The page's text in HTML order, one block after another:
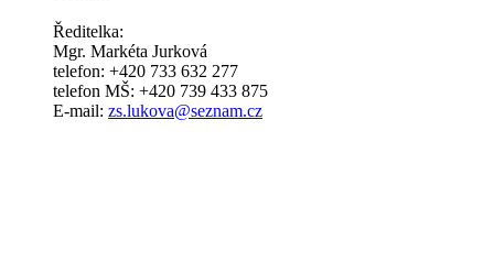
Ředitelka:
Mgr. Markéta Jurková
telefon: +420 733 632 277
telefon MŠ: +420 739 433 875
E-mail: zs.lukova@seznam.cz